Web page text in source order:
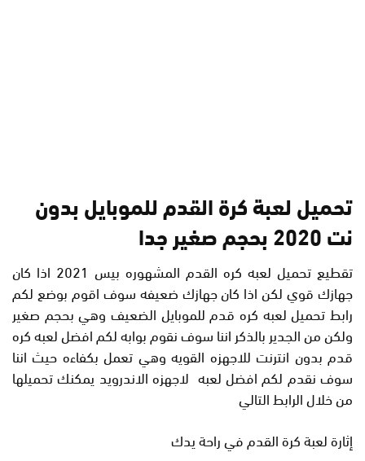
تحميل لعبة كرة القدم للموبايل بدون
نت 2020 بحجم صغير جدا
تقطيع تحميل لعبه كره القدم المشهوره بيس 2021 اذا كان
جهازك قوي لكن اذا كان جهازك ضعيفه سوف اقوم بوضع لكم
رابط تحميل لعبه كره قدم للموبايل الضعيف وهي بحجم صغير
ولكن من الجدير بالذكر اننا سوف نقوم بوابه لكم افضل لعبه كره
قدم بدون انترنت للاجهزه القويه وهي تعمل بكفاءه حيث اننا
سوف نقدم لكم افضل لعبه لاجهزه الاندرويد يمكنك تحميلها
من خلال الرابط التالي
إثارة لعبة كرة القدم في راحة يدك